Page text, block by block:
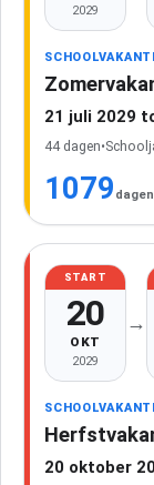
2029
21 juli 2029
44 dagen•
1079 dagen
START
20
OKT
2029
→
20 oktober